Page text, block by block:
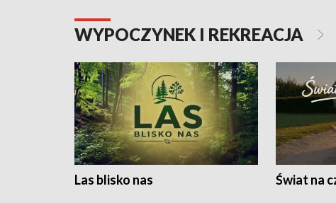
WYPOCZYNEK I REKREACJA
Las blisko nas Świat na